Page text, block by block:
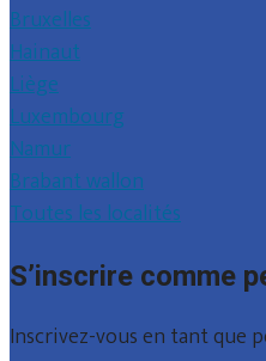
Bruxelles
Hainaut
Liège
Luxembourg
Namur
Brabant wallon
Toutes les localités
S’inscrire comme
Inscrivez-vous en tant que